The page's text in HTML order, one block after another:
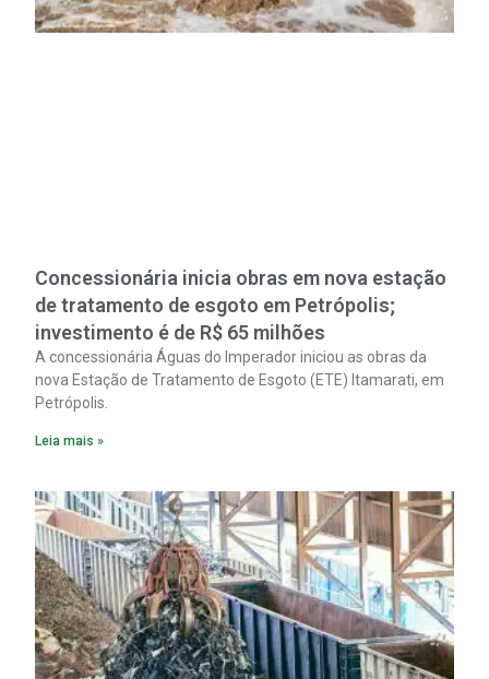
Concessionária inicia obras em nova estação
de tratamento de esgoto em Petrópolis;
investimento é de R$ 65 milhões
A concessionária Águas do Imperador iniciou as obras da
nova Estação de Tratamento de Esgoto (ETE) Itamarati, em
Petrópolis.
Leia mais »